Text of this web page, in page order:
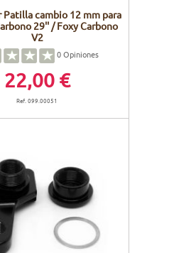
Patilla cambio 12 mm para
29'' / Foxy Carbono
V2
0Opiniones
22,00 €
Ref. 099.00051